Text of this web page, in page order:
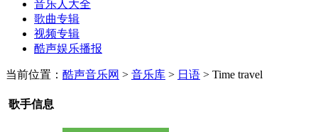
音乐人大全
歌曲专辑
视频专辑
酷声娱乐播报
当前位置： 酷声音乐网 > 音乐库 > 日语 > Time travel
歌手信息